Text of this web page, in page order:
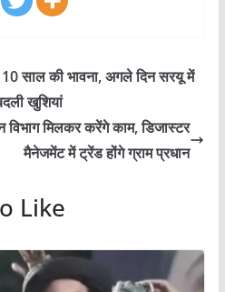
10 साल की भावना, अगले दिन सरयू में
खुशियां
मिलकर करेंगे काम, डिजास्टर
मैनेजमेंट में ट्रेंड होंगे ग्राम प्रधान
Like